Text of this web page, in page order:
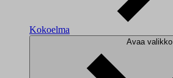
Kokoelma
Avaa valikko